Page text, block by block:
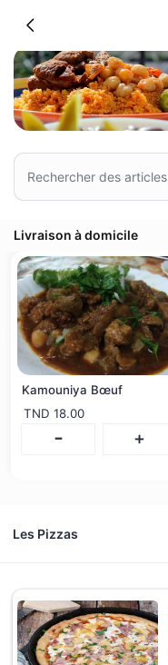
Livraison à domicile
Kamouniya Bœuf
TND 18.00
- +
Les Pizzas